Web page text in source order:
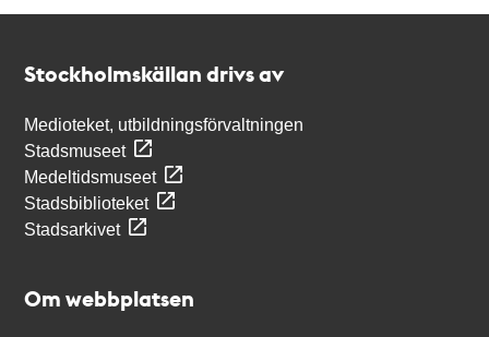
Stockholmskällan drivs av
Medioteket, utbildningsförvaltningen
Stadsmuseet
Medeltidsmuseet
Stadsbiblioteket
Stadsarkivet
Om webbplatsen